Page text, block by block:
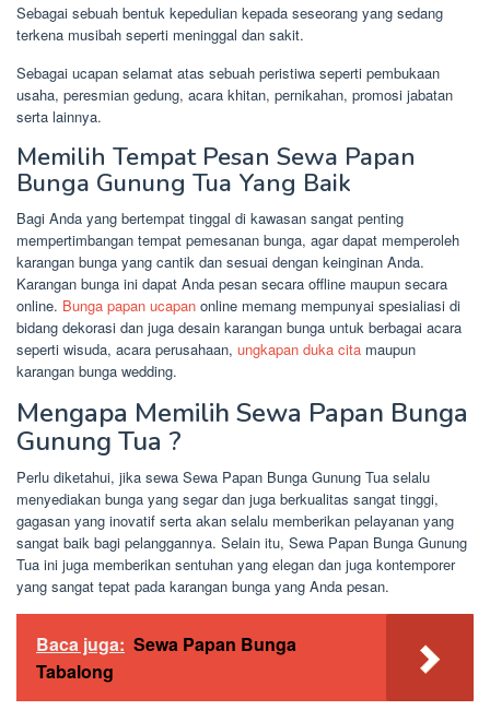
Sebagai sebuah bentuk kepedulian kepada seseorang yang sedang
terkena musibah seperti meninggal dan sakit.
Sebagai ucapan selamat atas sebuah peristiwa seperti pembukaan
usaha, peresmian gedung, acara khitan, pernikahan, promosi jabatan
serta lainnya.
Memilih Tempat Pesan Sewa Papan
Bunga Gunung Tua Yang Baik
Bagi Anda yang bertempat tinggal di kawasan sangat penting
mempertimbangan tempat pemesanan bunga, agar dapat memperoleh
karangan bunga yang cantik dan sesuai dengan keinginan Anda.
Karangan bunga ini dapat Anda pesan secara offline maupun secara
online. Bunga papan ucapan online memang mempunyai spesialiasi di
bidang dekorasi dan juga desain karangan bunga untuk berbagai acara
seperti wisuda, acara perusahaan, ungkapan duka cita maupun
karangan bunga wedding.
Mengapa Memilih Sewa Papan Bunga
Gunung Tua ?
Perlu diketahui, jika sewa Sewa Papan Bunga Gunung Tua selalu
menyediakan bunga yang segar dan juga berkualitas sangat tinggi,
gagasan yang inovatif serta akan selalu memberikan pelayanan yang
sangat baik bagi pelanggannya. Selain itu, Sewa Papan Bunga Gunung
Tua ini juga memberikan sentuhan yang elegan dan juga kontemporer
yang sangat tepat pada karangan bunga yang Anda pesan.
Baca juga: Sewa Papan Bunga
Tabalong